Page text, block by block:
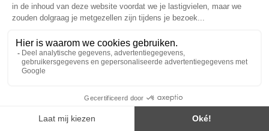
Voedingssupplement dat moet worden geconsumeerd als onderdeel van een gevarieerde,
evenwichtige voeding en een gezonde levensstijl. Aanbevolen dagelijkse dosis niet
overschrijden. Enkel voor volwassenen, buiten het bereik van kinderen houden.